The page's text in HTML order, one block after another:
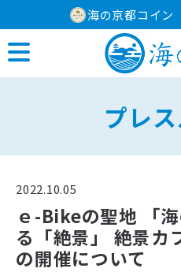
海の京都コイン
プレ
2022.10.05
ｅ-Bikeの聖地 「
る「絶景」 絶景カ
の開催について